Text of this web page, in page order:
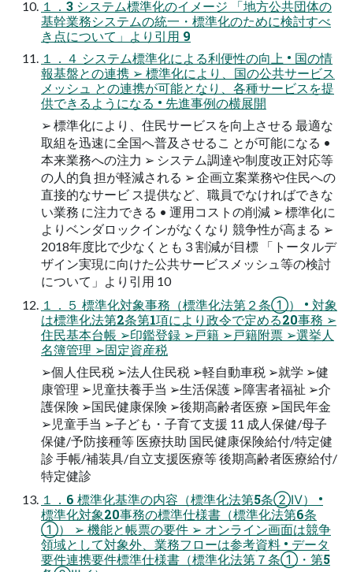
１．3 システム標準化のイメージ 「地方公共団体の
基幹業務システムの統一・標準化のために検討すべ
き点について」より引用 9
１．４ システム標準化による利便性の向上 • 国の情
報基盤との連携 ➢ 標準化により、国の公共サービス
メッシュ との連携が可能となり、各種サービスを提
供できるようになる • 先進事例の横展開
➢ 標準化により、住民サービスを向上させる 最適な
取組を迅速に全国へ普及させるこ とが可能になる •
本来業務への注力 ➢ システム調達や制度改正対応等
の人的負 担が軽減される ➢ 企画立案業務や住民への
直接的なサービ ス提供など、職員でなければできな
い業務 に注力できる • 運用コストの削減 ➢ 標準化に
よりベンダロックインがなくなり 競争性が高まる ➢
2018年度比で少なくとも３割減が目標 「トータルデ
ザイン実現に向けた公共サービスメッシュ等の検討
について」より引用 10
１．５ 標準化対象事務（標準化法第２条①） • 対象
は標準化法第2条第1項により政令で定める20事務 ➢
住民基本台帳 ➢印鑑登録 ➢戸籍 ➢戸籍附票 ➢選挙人
名簿管理 ➢固定資産税
➢個人住民税 ➢法人住民税 ➢軽自動車税 ➢就学 ➢健
康管理 ➢児童扶養手当 ➢生活保護 ➢障害者福祉 ➢介
護保険 ➢国民健康保険 ➢後期高齢者医療 ➢国民年金
➢児童手当 ➢子ども・子育て支援 11 成人保健/母子
保健/予防接種等 医療扶助 国民健康保険給付/特定健
診 手帳/補装具/自立支援医療等 後期高齢者医療給付/
特定健診
１．6 標準化基準の内容（標準化法第5条②Ⅳ） •
標準化対象20事務の標準仕様書（標準化法第6条
①） ➢ 機能と帳票の要件 ➢ オンライン画面は競争
領域として対象外、業務フローは参考資料 • データ
要件連携要件標準仕様書（標準化法第７条①・第5